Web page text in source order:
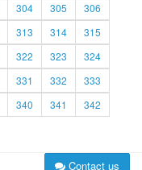
304 305
306
313 314
315
322 323
324
331 332
333
340 341
342
Contact us